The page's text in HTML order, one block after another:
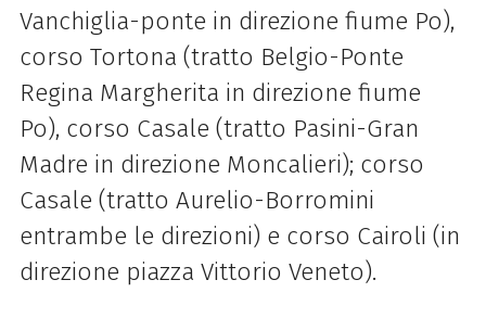
Vanchiglia-ponte in direzione fiume Po),
corso Tortona (tratto Belgio-Ponte
Regina Margherita in direzione fiume
Po), corso Casale (tratto Pasini-Gran
Madre in direzione Moncalieri); corso
Casale (tratto Aurelio-Borromini
entrambe le direzioni) e corso Cairoli (in
direzione piazza Vittorio Veneto).